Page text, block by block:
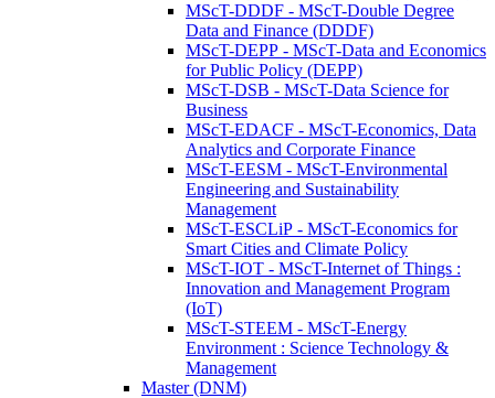
MScT-DDDF - MScT-Double Degree
Data and Finance (DDDF)
MScT-DEPP - MScT-Data and Economics
for Public Policy (DEPP)
MScT-DSB - MScT-Data Science for
Business
MScT-EDACF - MScT-Economics, Data
Analytics and Corporate Finance
MScT-EESM - MScT-Environmental
Engineering and Sustainability
Management
MScT-ESCLiP - MScT-Economics for
Smart Cities and Climate Policy
MScT-IOT - MScT-Internet of Things :
Innovation and Management Program
(IoT)
MScT-STEEM - MScT-Energy
Environment : Science Technology &
Management
Master (DNM)